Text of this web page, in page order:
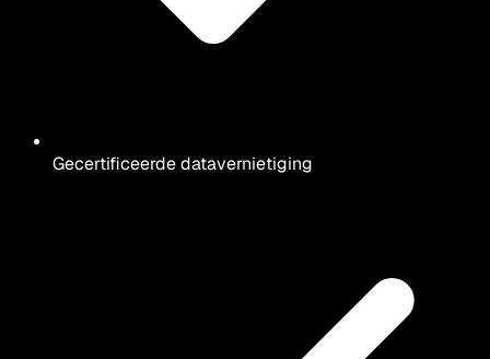
Gecertificeerde datavernietiging